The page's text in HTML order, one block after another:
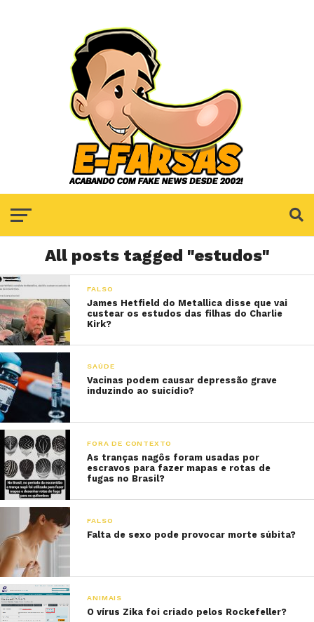
All posts tagged "estudos"
FALSO
James Hetfield do Metallica disse que vai
custear os estudos das filhas do Charlie
Kirk?
SAÚDE
Vacinas podem causar depressão grave
induzindo ao suicídio?
FORA DE CONTEXTO
As tranças nagôs foram usadas por
escravos para fazer mapas e rotas de
fugas no Brasil?
FALSO
Falta de sexo pode provocar morte súbita?
ANIMAIS
O vírus Zika foi criado pelos Rockefeller?